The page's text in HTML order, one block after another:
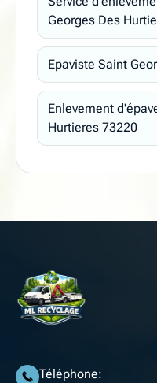
Georges Des
Epaviste Saint
Enlevement
Hurtieres 73220
Téléphone: